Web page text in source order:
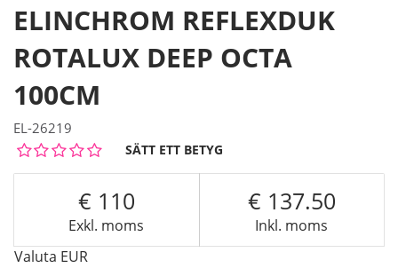
ELINCHROM REFLEXDUK
ROTALUX DEEP OCTA
100CM
EL-26219
SÄTT ETT BETYG
Exkl. moms
110
Inkl. moms
137.50
Valuta EUR